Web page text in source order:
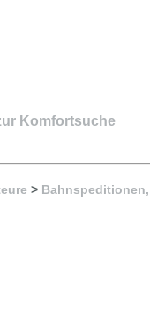
Komfortsuche
>